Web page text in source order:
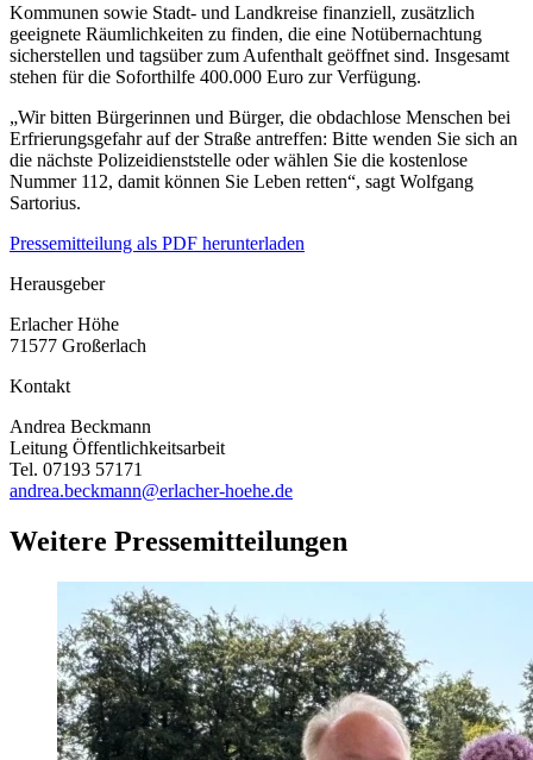
Kommunen sowie Stadt- und Landkreise finanziell, zusätzlich
geeignete Räumlichkeiten zu finden, die eine Notübernachtung
sicherstellen und tagsüber zum Aufenthalt geöffnet sind. Insgesamt
stehen für die Soforthilfe 400.000 Euro zur Verfügung.
„Wir bitten Bürgerinnen und Bürger, die obdachlose Menschen bei
Erfrierungsgefahr auf der Straße antreffen: Bitte wenden Sie sich an
die nächste Polizeidienststelle oder wählen Sie die kostenlose
Nummer 112, damit können Sie Leben retten“, sagt Wolfgang
Sartorius.
Pressemitteilung als PDF herunterladen
Herausgeber
Erlacher Höhe
71577 Großerlach
Kontakt
Andrea Beckmann
Leitung Öffentlichkeitsarbeit
Tel. 07193 57171
andrea.beckmann@erlacher-hoehe.de
Weitere Pressemitteilungen